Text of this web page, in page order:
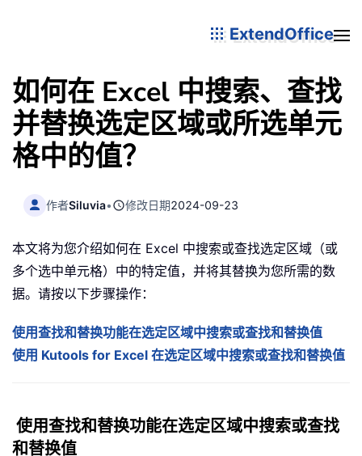
ExtendOffice
如何在 Excel 中搜索、查找
并替换选定区域或所选单元
格中的值？
作者Siluvia• 修改日期2024-09-23
本文将为您介绍如何在 Excel 中搜索或查找选定区域（或
多个选中单元格）中的特定值，并将其替换为您所需的数
据。请按以下步骤操作：
使用查找和替换功能在选定区域中搜索或查找和替换值
使用 Kutools for Excel 在选定区域中搜索或查找和替换值
使用查找和替换功能在选定区域中搜索或查找
和替换值